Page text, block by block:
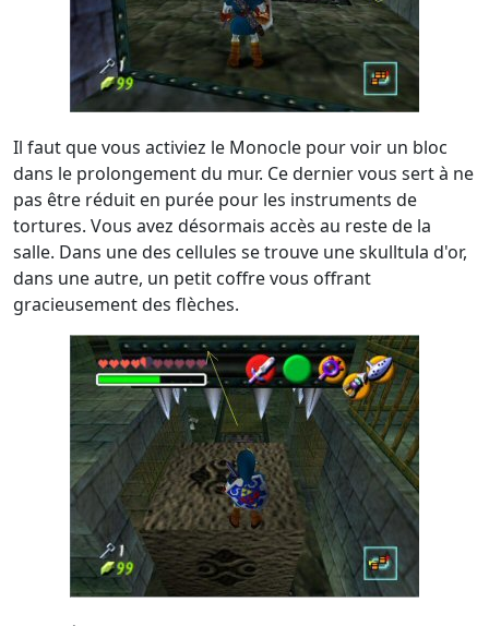
Il faut que vous activiez le Monocle pour voir un bloc
dans le prolongement du mur. Ce dernier vous sert à ne
pas être réduit en purée pour les instruments de
tortures. Vous avez désormais accès au reste de la
salle. Dans une des cellules se trouve une skulltula d'or,
dans une autre, un petit coffre vous offrant
gracieusement des flèches.